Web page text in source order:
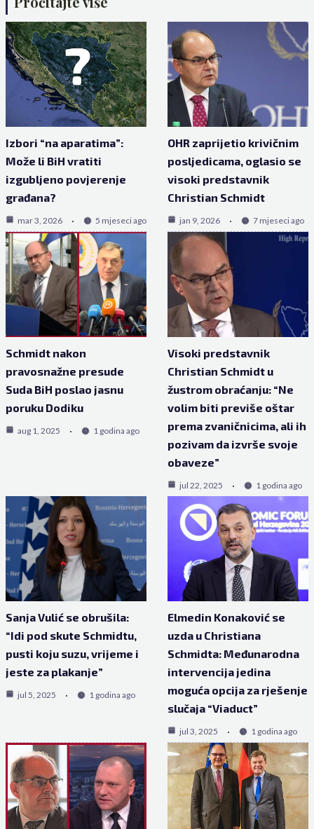
Izbori “na aparatima”:
Može li BiH vratiti
izgubljeno povjerenje
građana?
mar 3, 2026 5 mjeseci ago
OHR zaprijetio krivičnim
posljedicama, oglasio se
visoki predstavnik
Christian Schmidt
jan 9, 2026 7 mjeseci ago
Schmidt nakon
pravosnažne presude
Suda BiH poslao jasnu
poruku Dodiku
aug 1, 2025 1 godina ago
Visoki predstavnik
Christian Schmidt u
žustrom obraćanju: “Ne
volim biti previše oštar
prema zvaničnicima, ali ih
pozivam da izvrše svoje
obaveze”
jul 22, 2025 1 godina ago
Sanja Vulić se obrušila:
“Idi pod skute Schmidtu,
pusti koju suzu, vrijeme i
jeste za plakanje”
jul 5, 2025 1 godina ago
Elmedin Konaković se
uzda u Christiana
Schmidta: Međunarodna
intervencija jedina
moguća opcija za rješenje
slučaja “Viaduct”
jul 3, 2025 1 godina ago